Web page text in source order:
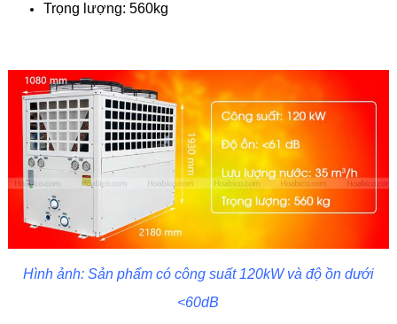
Trọng lượng: 560kg
Hình ảnh: Sản phẩm có công suất 120kW và độ ồn dưới
<60dB